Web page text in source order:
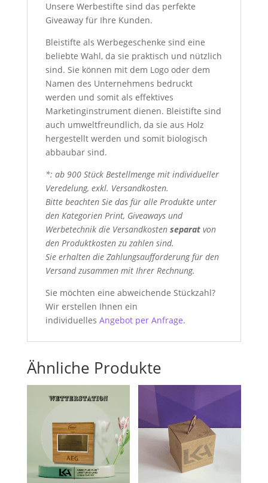
Unsere Werbestifte sind das perfekte
Giveaway für Ihre Kunden.
Bleistifte als Werbegeschenke sind eine
beliebte Wahl, da sie praktisch und nützlich
sind. Sie können mit dem Logo oder dem
Namen des Unternehmens bedruckt
werden und somit als effektives
Marketinginstrument dienen. Bleistifte sind
auch umweltfreundlich, da sie aus Holz
hergestellt werden und somit biologisch
abbaubar sind.
*: ab 900 Stück Bestellmenge mit individueller
Veredelung, exkl. Versandkosten.
Bitte beachten Sie das für alle Produkte unter
den Kategorien Print, Giveaways und
Werbetechnik die Versandkosten separatvon
den Produktkosten zu zahlen sind.
Sie erhalten die Zahlungsaufforderung für den
Versand zusammen mit Ihrer Rechnung.
Sie möchten eine abweichende Stückzahl?
Wir erstellen Ihnen ein
individuelles Angebot per Anfrage.
Ähnliche Produkte